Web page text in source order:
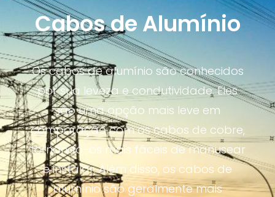
Cabos de Alumínio
Os cabos de alumínio são conhecidos
por sua leveza e condutividade. Eles
são uma opção mais leve em
comparação com os cabos de cobre,
tornando-os mais fáceis de manusear
e instalar. Além disso, os cabos de
alumínio são geralmente mais